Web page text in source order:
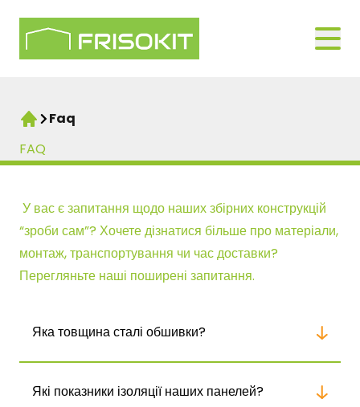
Logo Frisokit 2-1
Faq
FAQ
У вас є запитання щодо наших збірних конструкцій
“зроби сам”? Хочете дізнатися більше про матеріали,
монтаж, транспортування чи час доставки?
Перегляньте наші поширені запитання.
Яка товщина сталі обшивки?
Які показники ізоляції наших панелей?